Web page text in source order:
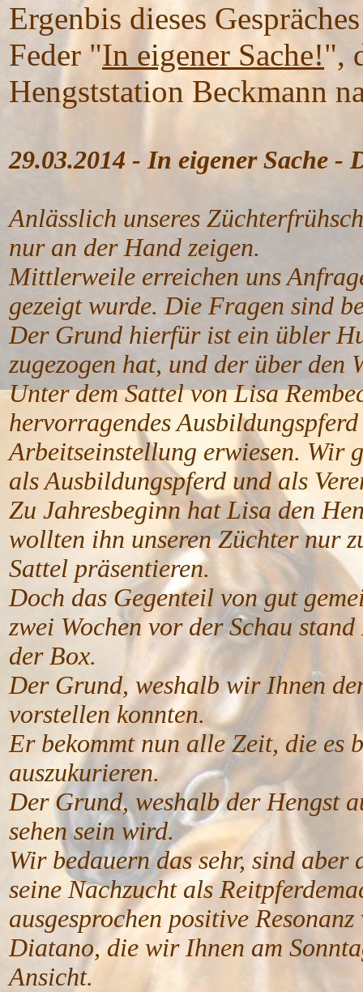
Ergenbis dieses
Feder "In eigener Sache!",
Hengststation Beckmann
29.03.2014 - In eigener Sache -
Anlässlich unseres
nur an der Hand zeigen.
Mittlerweile erreichen uns
gezeigt wurde. Die Fragen sind
Der Grund hierfür ist ein übler
zugezogen hat, und der über den
Unter dem Sattel von Lisa
hervorragendes
Arbeitseinstellung erwiesen. Wir
als Ausbildungspferd und als
Zu Jahresbeginn hat Lisa den
wollten ihn unseren Züchter nur
Sattel präsentieren.
Doch das Gegenteil von gut
zwei Wochen vor der Schau
der Box.
Der Grund, weshalb wir Ihnen
vorstellen konnten.
Er bekommt nun alle Zeit, die es
auszukurieren.
Der Grund, weshalb der Hengst
sehen sein wird.
Wir bedauern das sehr, sind
seine Nachzucht als
ausgesprochen positive
Diatano, die wir Ihnen am
Ansicht.